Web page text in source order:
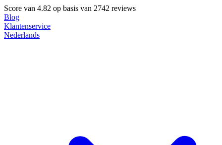
Score van 4.82 op basis van 2742 reviews
Blog
Klantenservice
Nederlands